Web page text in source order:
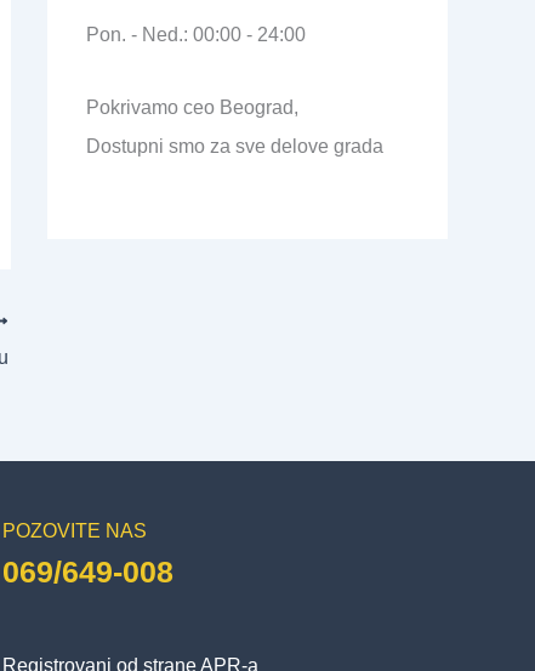
Pon. - Ned.: 00:00 - 24:00
Pokrivamo ceo Beograd,
Dostupni smo za sve delove grada
POZOVITE NAS
069/649-008
Registrovani od strane APR-a